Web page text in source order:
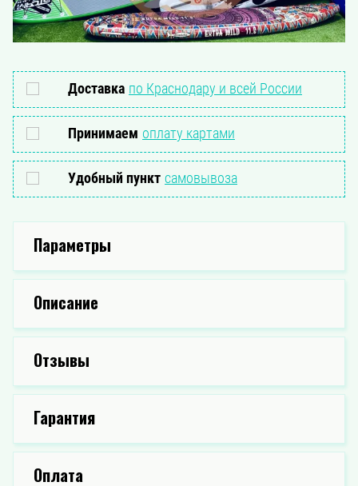
Доставка по Краснодару и всей России
Принимаем оплату картами
Удобный пункт самовывоза
Параметры
Описание
Отзывы
Гарантия
Оплата